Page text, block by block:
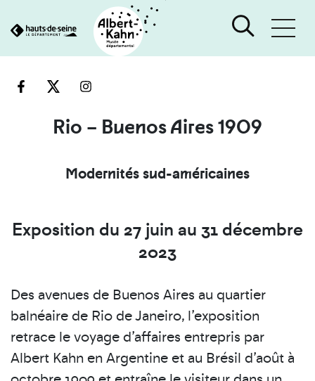
au
Rio – Buenos Aires 1909
Modernités sud-américaines
Exposition du 27 juin au 31 décembre
2023
Des avenues de Buenos Aires au quartier
balnéaire de Rio de Janeiro, l’exposition
retrace le voyage d’affaires entrepris par
Albert Kahn en Argentine et au Brésil d’août à
Cookies et traceurs utilisés sur ce site